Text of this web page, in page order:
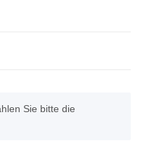
Sie bitte die